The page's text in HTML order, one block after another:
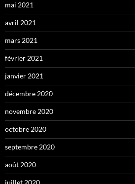
mai 2021
avril 2021
mars 2021
février 2021
janvier 2021
décembre 2020
novembre 2020
octobre 2020
septembre 2020
août 2020
juillet 2020